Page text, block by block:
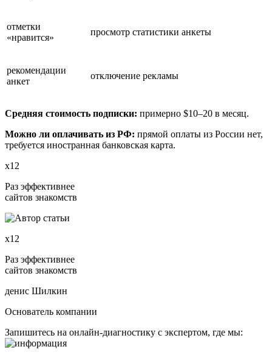
отметки
«нравится»
просмотр статистики анкеты
рекомендации
анкет
отключение рекламы
Средняя стоимость подписки: примерно $10–20 в месяц.
Можно ли оплачивать из РФ: прямой оплаты из России нет,
требуется иностранная банковская карта.
х12
Раз эффективнее
сайтов знакомств
х12
Раз эффективнее
сайтов знакомств
денис Шилкин
Основатель компании
Запишитесь на онлайн-диагностику с экспертом, где мы: